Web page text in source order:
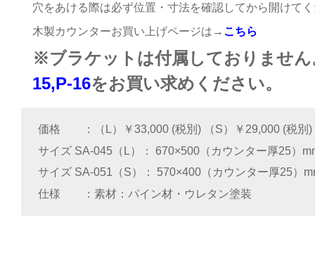
穴をあける際は必ず位置・寸法を確認してから開けて
木製カウンターお買い上げページは→ こちら
※ブラケットは付属しておりません
15,P-16をお買い求めください。
価格
（L）￥33,000 (税別) （S）￥29,000 (税別)
サイズ SA-045（L）
670×500（カウンター厚25）
サイズ SA-051（S）
570×400（カウンター厚25）
仕様
素材：パイン材・ウレタン塗装